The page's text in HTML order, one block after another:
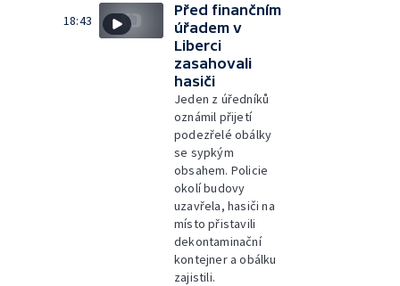
18:43
Před finančním
úřadem v
Liberci
zasahovali
hasiči
Jeden z úředníků
oznámil přijetí
podezřelé obálky
se sypkým
obsahem. Policie
okolí budovy
uzavřela, hasiči na
místo přistavili
dekontaminační
kontejner a obálku
zajistili.